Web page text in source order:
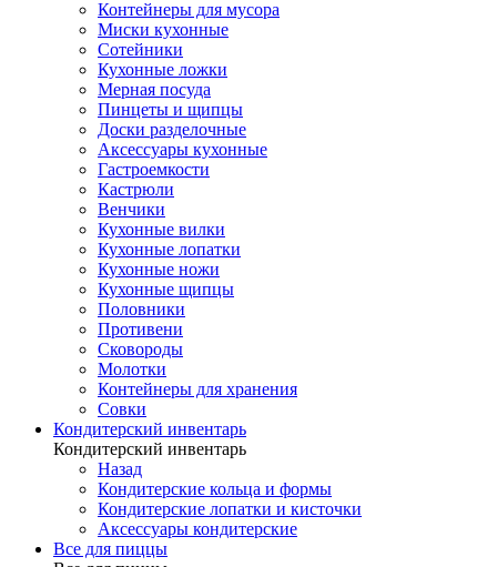
Контейнеры для мусора
Миски кухонные
Сотейники
Кухонные ложки
Мерная посуда
Пинцеты и щипцы
Доски разделочные
Аксессуары кухонные
Гастроемкости
Кастрюли
Венчики
Кухонные вилки
Кухонные лопатки
Кухонные ножи
Кухонные щипцы
Половники
Противени
Сковороды
Молотки
Контейнеры для хранения
Совки
Кондитерский инвентарь
Кондитерский инвентарь
Назад
Кондитерские кольца и формы
Кондитерские лопатки и кисточки
Аксессуары кондитерские
Все для пиццы